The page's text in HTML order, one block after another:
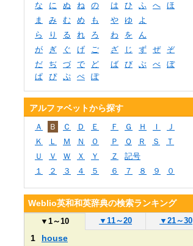
な
に ぬ ね の は ひ ふ へ
ほ
ま
み む め も や ゆ
よ
ら
り る れ ろ わ を
ん
が
ぎ ぐ げ ご ざ じ ず ぜ
ぞ
だ
ぢ づ で ど ば び ぶ べ
ぼ
ぱ
ぴ ぷ ぺ ぽ
アルファベットから探す
Ａ Ｂ Ｃ Ｄ Ｅ Ｆ Ｇ Ｈ Ｉ
Ｊ
Ｋ
Ｌ Ｍ Ｎ Ｏ Ｐ Ｑ Ｒ Ｓ
Ｔ
Ｕ
Ｖ Ｗ Ｘ Ｙ Ｚ
記号
１
２ ３ ４ ５ ６ ７ ８ ９ ０
Weblio英和和英辞典の検索ランキング
▼ 1～10 ▼ 11～20 ▼ 21～30
1
house